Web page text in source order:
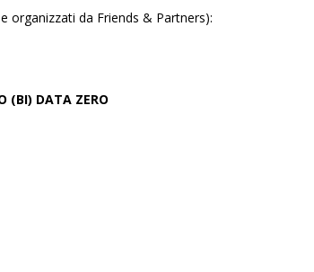
organizzati da Friends & Partners):
(BI) DATA ZERO